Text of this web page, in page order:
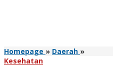
Homepage » Daerah »
Kesehatan